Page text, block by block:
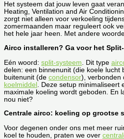
Het systeem dat jouw leven gaat
Heating, Ventilation and Air
zorgt niet alleen voor verkoeling
zomermaanden maar reguleert ook
het hele jaar heen. Met andere
Airco installeren? Ga voor het
Eén woord: split-systeem . Dit type
delen: een binnenunit (die koele lucht
buitenunit (de condensor), verbonden
koelmiddel . Deze setup
maximale koeling wordt geboden. En
nou niet?
Centrale airco: koeling op grootse
Voor degenen onder ons met meer
koel te houden, praten we over